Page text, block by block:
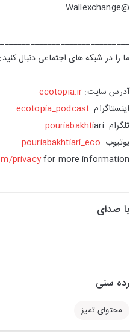
@Wallexchange
ما را در شبکه های اجتماعی دنبال کنید:
آدرس سایت: ecotopia.ir
اینستاگرام: ecotopia_podcast
تلگرام:
pouriabakhtiari
یوتیوب: pouriabakhtiari_eco
privacyfor more information.
با صدای
رده سنی
محتوای تمیز